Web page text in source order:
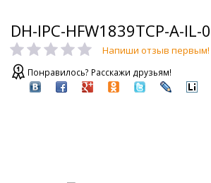
DH-IPC-HFW1839TCP-A-IL-
Напиши отзыв первым!
Понравилось? Расскажи друзьям!